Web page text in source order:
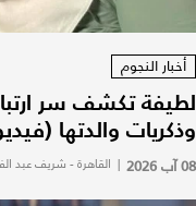
أخبار النجوم
لطيفة تكشف سر
وذكريات والدتها
08 آب 2026 | القاهرة - شريف عبد